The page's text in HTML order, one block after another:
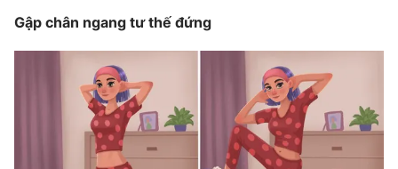
Cơ quan báo chí:Thời báo VTV
Giấy phép hoạt động báo in và báo điện tử số 483/GP-BTTTT
cấp ngày 29/12/2023
Tổng Biên tập: Vũ Thanh Thủy
Phó Tổng Biên tập:Nguyễn Thị Mỹ Hạnh, Phạm Quốc Thắng,
Gập chân ngang tư thế đứng